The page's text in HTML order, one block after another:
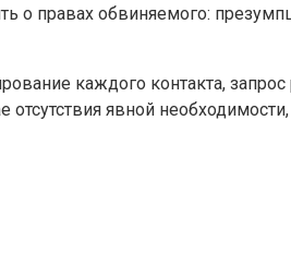
правах обвиняемого:
каждого контакта, запрос
явной